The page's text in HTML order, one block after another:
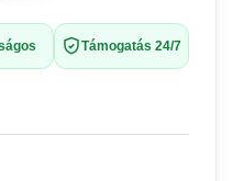
Támogatás 24/7